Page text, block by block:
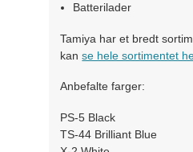
Batterilader
Tamiya har et bredt
kanse hele sortimentet
Anbefalte farger:
PS-5 Black
TS-44 Brilliant Blue